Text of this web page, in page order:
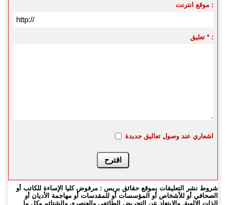
موقع انترنت :
تعليق * :
اشعاري عند وصول تعاليق جديدة
شروط نشر التعليقات بموقع حقائق بريس : مرفوض كليا الإساءة للكاتب أو
الصحافي أو للأشخاص أو المؤسسات أو للمقدسات أو مهاجمة الأديان أو
الذات الالهية. والابتعاد عن التحريض الطائفي والعنصري والشتائم وكل ما